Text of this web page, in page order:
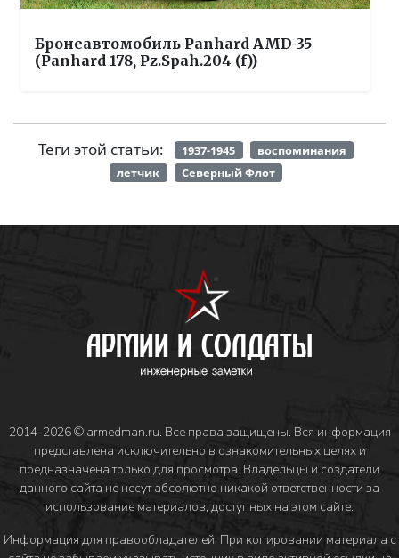
Бронеавтомобиль Panhard AMD-35
(Panhard 178, Pz.Spah.204 (f))
Теги этой статьи: 1937-1945
воспоминания
летчик
Северный Флот
2014-2026 © armedman.ru. Все права защищены. Вся информация
представлена исключительно в ознакомительных целях и
предназначена только для просмотра. Владельцы и создатели
данного сайта не несут абсолютно никакой ответственности за
использование материалов, доступных на этом сайте.
Информация для правообладателей. При копировании материала с